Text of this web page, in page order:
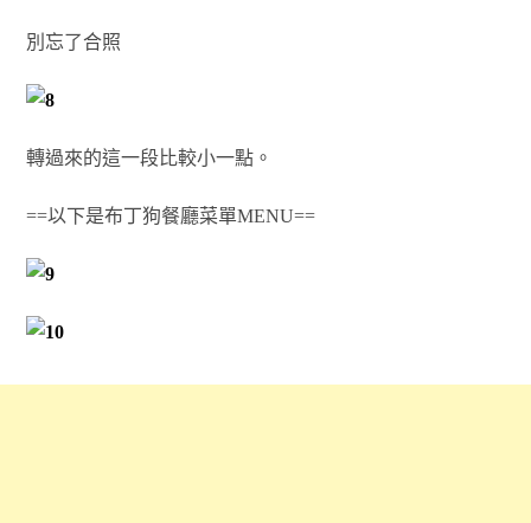
別忘了合照
轉過來的這一段比較小一點。
==以下是布丁狗餐廳菜單MENU==